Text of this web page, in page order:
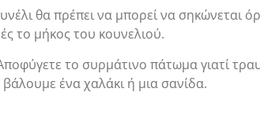
θα πρέπει να μπορεί να σηκώνεται
το μήκος του κουνελιού.
το συρμάτινο πάτωμα γιατί
ένα χαλάκι ή μια σανίδα.